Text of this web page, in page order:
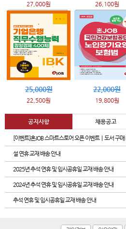
27,000원 26,100원
25,000원
22,500원
22,000원
19,800원
공지사항 채용공고
[이벤트]혼JOB 스마트스토어 오픈 이벤트｜도서 구
증정
설 연휴 교재 배송 안내
2025년 추석 연휴 및 임시공휴일 교재 배송 안내
2024년 추석 연휴 및 임시공휴일 교재 배송 안내
추석 연휴 및 임시공휴일 교재 배송 안내